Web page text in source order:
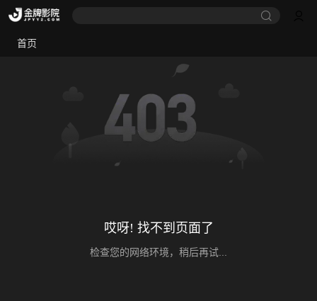
首页
哎呀! 找不到页面了
检查您的网络环境，稍后再试...